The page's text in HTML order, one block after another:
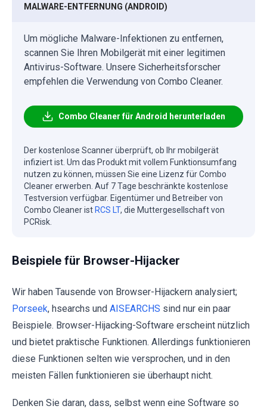
MALWARE-ENTFERNUNG (ANDROID)
Um mögliche Malware-Infektionen zu entfernen,
scannen Sie Ihren Mobilgerät mit einer legitimen
Antivirus-Software. Unsere Sicherheitsforscher
empfehlen die Verwendung von Combo Cleaner.
Combo Cleaner für Android herunterladen
Der kostenlose Scanner überprüft, ob Ihr mobilgerät
infiziert ist. Um das Produkt mit vollem Funktionsumfang
nutzen zu können, müssen Sie eine Lizenz für Combo
Cleaner erwerben. Auf 7 Tage beschränkte kostenlose
Testversion verfügbar. Eigentümer und Betreiber von
Combo Cleaner ist RCS LT, die Muttergesellschaft von
PCRisk.
Beispiele für Browser-Hijacker
Wir haben Tausende von Browser-Hijackern analysiert;
Porseek, hsearchs und AISEARCHS sind nur ein paar
Beispiele. Browser-Hijacking-Software erscheint nützlich
und bietet praktische Funktionen. Allerdings funktionieren
diese Funktionen selten wie versprochen, und in den
meisten Fällen funktionieren sie überhaupt nicht.
Denken Sie daran, dass, selbst wenn eine Software so